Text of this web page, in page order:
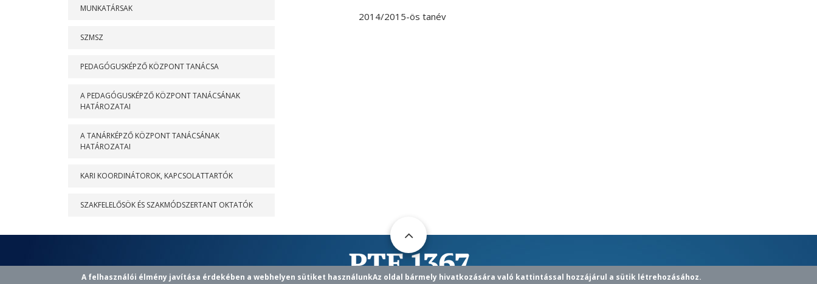
2014/2015-ös tanév
MUNKATÁRSAK
SZMSZ
PEDAGÓGUSKÉPZŐ KÖZPONT TANÁCSA
A PEDAGÓGUSKÉPZŐ KÖZPONT TANÁCSÁNAK
HATÁROZATAI
A TANÁRKÉPZŐ KÖZPONT TANÁCSÁNAK
HATÁROZATAI
KARI KOORDINÁTOROK, KAPCSOLATTARTÓK
SZAKFELELŐSÖK ÉS SZAKMÓDSZERTANT OKTATÓK
A felhasználói élmény javítása érdekében a webhelyen sütiket használunkAz oldal bármely hivatkozására való kattintással hozzájárul a sütik létrehozásához.